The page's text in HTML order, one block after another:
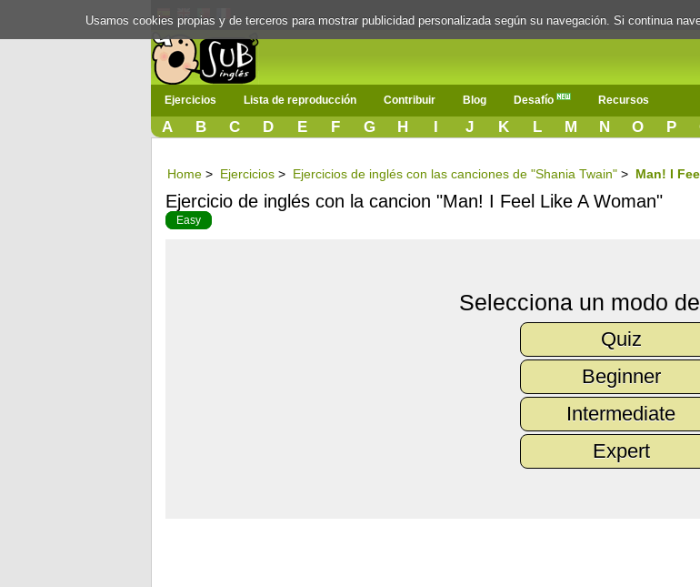
Ejercicios Lista de reproducción Contribuir Blog Desafío Recursos
A B C D E F G H I J K L M N O P
Home > Ejercicios > Ejercicios de inglés con las canciones de "Shania Twain" > Man! I
Ejercicio de inglés con la cancion "Man! I Feel Like A Woman"
Easy
Selecciona un modo
Quiz
Beginner
Intermediate
Expert
Usamos cookies propias y de terceros para mostrar publicidad personalizada según su navegación. Si continua